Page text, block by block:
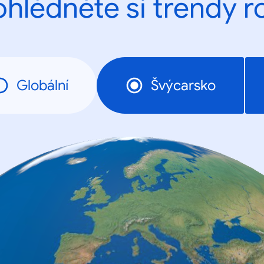
si trendy
Globální Švýcarsko